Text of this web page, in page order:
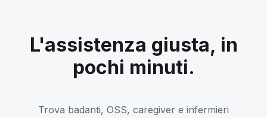
L'assistenza giusta, in
pochi minuti.
Trova badanti, OSS, caregiver e infermieri